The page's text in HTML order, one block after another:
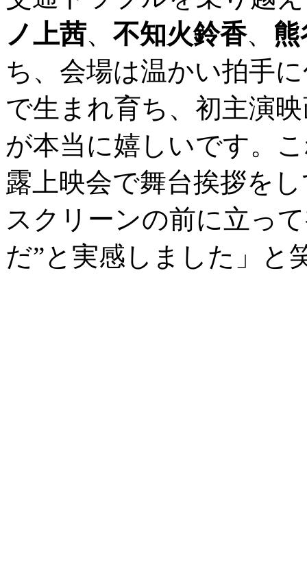
ノ上茜、 不知火鈴香、
ち、会場は温かい拍手
で生まれ育ち、初主演
が本当に嬉しいです。
露上映会で舞台挨拶を
スクリーンの前に立っ
だ”と実感しました」と